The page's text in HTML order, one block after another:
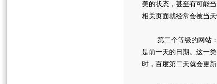
美的状态，甚至有可能
相关页面就经常会被当
第二个等级的网站：
是前一天的日期。这一
时，百度第二天就会更